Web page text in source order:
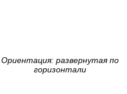
Ориентация: развернутая по
горизонтали